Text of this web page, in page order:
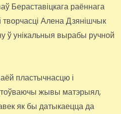
Бераставіцкага раённага
творчасці Алена Дзянішчык
ў унікальныя вырабы ручной
пластычнасцю і
жывы матэрыял,
як бы датыкаецца да